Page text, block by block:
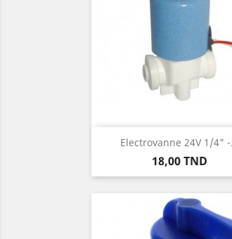
Electrovanne 24V 1/4" -
Prix
18,00 TND
Aperçu rapide